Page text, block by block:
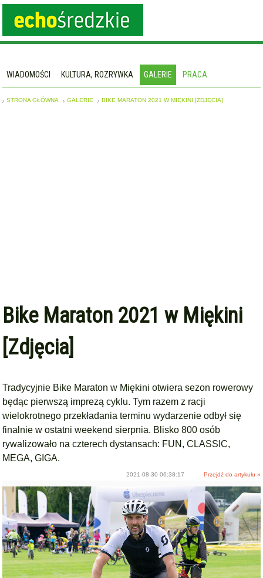
WIADOMOŚCI KULTURA, ROZRYWKA GALERIE PRACA
STRONA GŁÓWNA GALERIE BIKE MARATON 2021 W MIĘKINI [ZDJĘCIA]
Bike Maraton 2021 w Miękini
[Zdjęcia]
Tradycyjnie Bike Maraton w Miękini otwiera sezon rowerowy
będąc pierwszą imprezą cyklu. Tym razem z racji
wielokrotnego przekładania terminu wydarzenie odbył się
finalnie w ostatni weekend sierpnia. Blisko 800 osób
rywalizowało na czterech dystansach: FUN, CLASSIC,
MEGA, GIGA.
2021-08-30 06:38:17 Przejdź do artykułu »